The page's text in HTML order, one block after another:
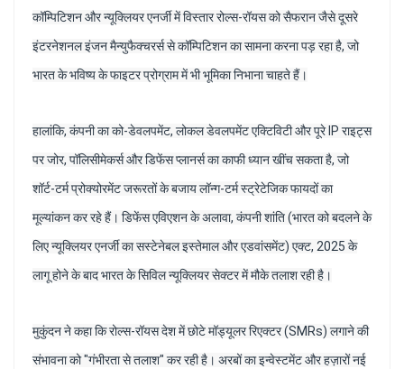
कॉम्पिटिशन और न्यूक्लियर एनर्जी में विस्तार रोल्स-रॉयस को सैफरान जैसे दूसरे
इंटरनेशनल इंजन मैन्युफैक्चरर्स से कॉम्पिटिशन का सामना करना पड़ रहा है, जो
भारत के भविष्य के फाइटर प्रोग्राम में भी भूमिका निभाना चाहते हैं।
हालांकि, कंपनी का को-डेवलपमेंट, लोकल डेवलपमेंट एक्टिविटी और पूरे IP राइट्स
पर जोर, पॉलिसीमेकर्स और डिफेंस प्लानर्स का काफी ध्यान खींच सकता है, जो
शॉर्ट-टर्म प्रोक्योरमेंट जरूरतों के बजाय लॉन्ग-टर्म स्ट्रेटेजिक फायदों का
मूल्यांकन कर रहे हैं। डिफेंस एविएशन के अलावा, कंपनी शांति (भारत को बदलने के
लिए न्यूक्लियर एनर्जी का सस्टेनेबल इस्तेमाल और एडवांसमेंट) एक्ट, 2025 के
लागू होने के बाद भारत के सिविल न्यूक्लियर सेक्टर में मौके तलाश रही है।
मुकुंदन ने कहा कि रोल्स-रॉयस देश में छोटे मॉड्यूलर रिएक्टर (SMRs) लगाने की
संभावना को "गंभीरता से तलाश" कर रही है। अरबों का इन्वेस्टमेंट और हज़ारों नई